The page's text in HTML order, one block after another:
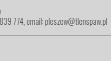
774, email: pleszew@tlenspaw.pl